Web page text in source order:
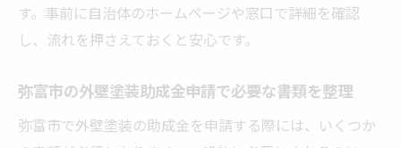
す。事前に自治体のホームページや窓口で詳細を確認
し、流れを押さえておくと安心です。
弥富市の外壁塗装助成金申請で必要な書類を整理
弥富市で外壁塗装の助成金を申請する際には、いくつか